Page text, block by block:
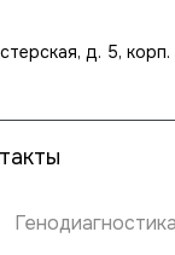
д. 5, корп.